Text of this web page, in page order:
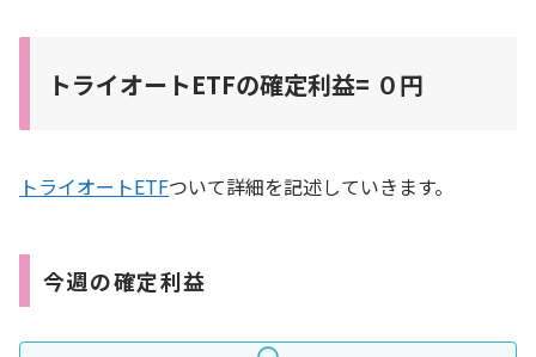
トライオートETFの確定利益= ０円
トライオートETFついて詳細を記述していきます。
今週の確定利益